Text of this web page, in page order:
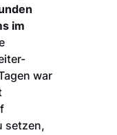
im
war
setzen,